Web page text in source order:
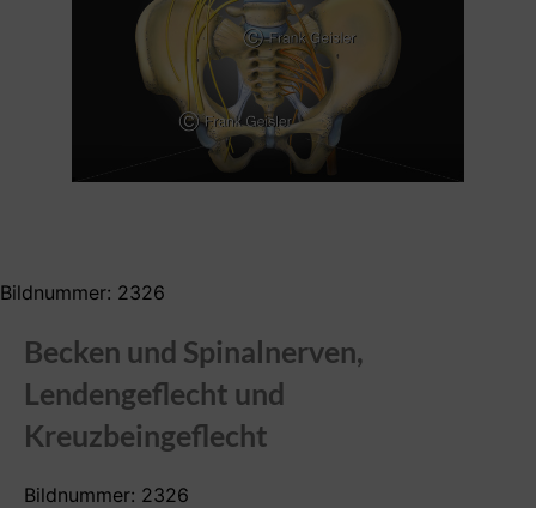
Bildnummer: 2326
Becken und Spinalnerven,
Lendengeflecht und
Kreuzbeingeflecht
Bildnummer: 2326